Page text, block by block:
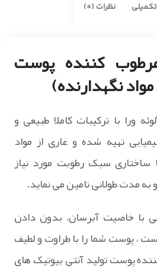
نظرات (0)
کننده پوست
نگهدارنده)
ورا با ترکیبات کاملا طبیعی و
تهیه شده و عاری از مواد
سبک رطوبت مورد نیاز
مدت طولانی تامین می نماید.
با خاصیت آبرسان، بدون دادن
، پوست شما را با طراوت و لطیف
پوست تولید آنتی بیوتیک های